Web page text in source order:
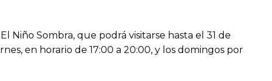
Niño Sombra, que podrá visitarse hasta el 31 de
en horario de 17:00 a 20:00, y los domingos por